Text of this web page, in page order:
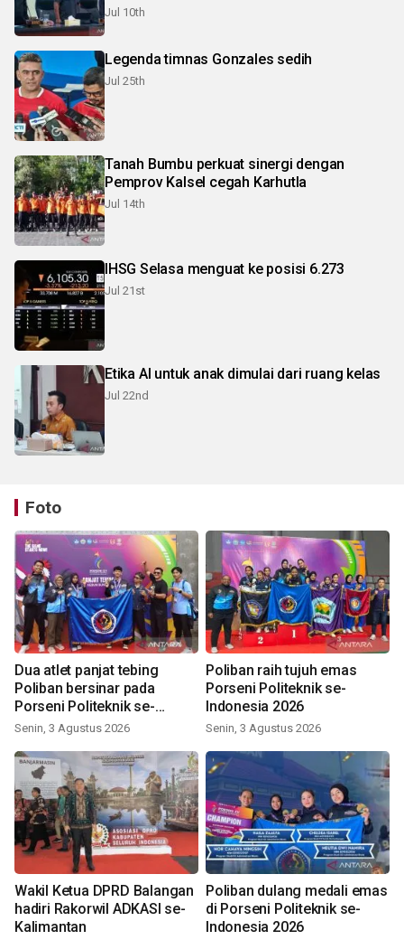
Jul 10th
Legenda timnas Gonzales sedih
Jul 25th
Tanah Bumbu perkuat sinergi dengan
Pemprov Kalsel cegah Karhutla
Jul 14th
IHSG Selasa menguat ke posisi 6.273
Jul 21st
Etika AI untuk anak dimulai dari ruang kelas
Jul 22nd
Foto
Dua atlet panjat tebing
Poliban bersinar pada
Porseni Politeknik se-
Indonesia 2026
Senin, 3 Agustus 2026
Poliban raih tujuh emas
Porseni Politeknik se-
Indonesia 2026
Senin, 3 Agustus 2026
Wakil Ketua DPRD Balangan
hadiri Rakorwil ADKASI se-
Kalimantan
Poliban dulang medali emas
di Porseni Politeknik se-
Indonesia 2026